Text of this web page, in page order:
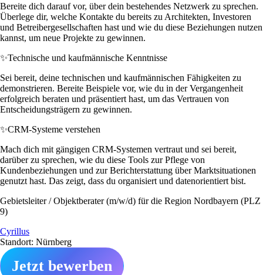
Bereite dich darauf vor, über dein bestehendes Netzwerk zu sprechen.
Überlege dir, welche Kontakte du bereits zu Architekten, Investoren
und Betreibergesellschaften hast und wie du diese Beziehungen nutzen
kannst, um neue Projekte zu gewinnen.
✨Technische und kaufmännische Kenntnisse
Sei bereit, deine technischen und kaufmännischen Fähigkeiten zu
demonstrieren. Bereite Beispiele vor, wie du in der Vergangenheit
erfolgreich beraten und präsentiert hast, um das Vertrauen von
Entscheidungsträgern zu gewinnen.
✨CRM-Systeme verstehen
Mach dich mit gängigen CRM-Systemen vertraut und sei bereit,
darüber zu sprechen, wie du diese Tools zur Pflege von
Kundenbeziehungen und zur Berichterstattung über Marktsituationen
genutzt hast. Das zeigt, dass du organisiert und datenorientiert bist.
Gebietsleiter / Objektberater (m/w/d) für die Region Nordbayern (PLZ
9)
Cyrillus
Standort: Nürnberg
Jetzt bewerben